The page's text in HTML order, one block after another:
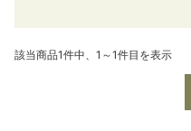
該当商品1件中、1～1件目を表示